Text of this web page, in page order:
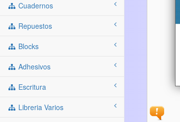
Cuadernos
Repuestos
Blocks
Adhesivos
Escritura
Libreria Varios